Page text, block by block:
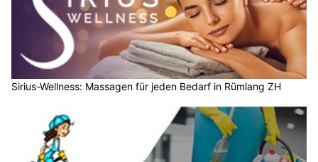
Sirius-Wellness: Massagen für jeden Bedarf in Rümlang ZH